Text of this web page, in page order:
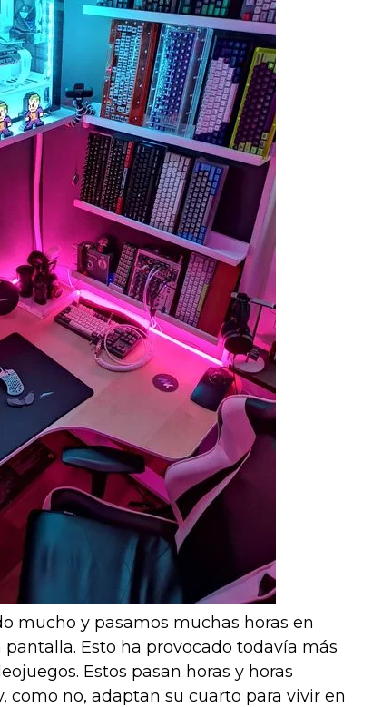
mucho y pasamos muchas horas en
Esto ha provocado todavía más
Estos pasan horas y horas
como no, adaptan su cuarto para vivir en